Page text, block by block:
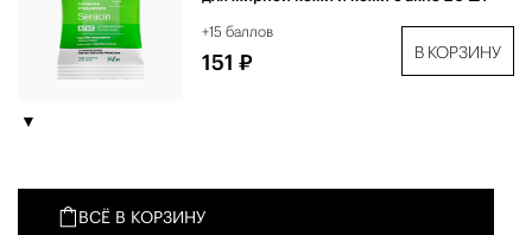
+15 баллов
151 ₽ В КОРЗИНУ
ВСЁ В КОРЗИНУ